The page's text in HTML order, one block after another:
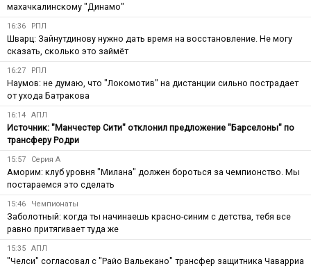
махачкалинскому "Динамо"
16:36 РПЛ
Шварц: Зайнутдинову нужно дать время на восстановление. Не могу
сказать, сколько это займёт
16:27 РПЛ
Наумов: не думаю, что "Локомотив" на дистанции сильно пострадает
от ухода Батракова
16:14 АПЛ
Источник: "Манчестер Сити" отклонил предложение "Барселоны" по
трансферу Родри
15:57 Серия А
Аморим: клуб уровня "Милана" должен бороться за чемпионство. Мы
постараемся это сделать
15:46 Чемпионаты
Заболотный: когда ты начинаешь красно-синим с детства, тебя все
равно притягивает туда же
15:35 АПЛ
"Челси" согласовал с "Райо Вальекано" трансфер защитника Чаварриа